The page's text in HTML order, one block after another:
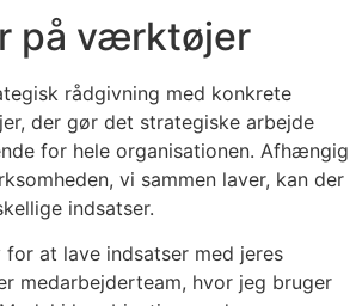
på værktøjer
rådgivning med konkrete
der gør det strategiske arbejde
for hele organisationen. Afhængig
vi sammen laver, kan der
indsatser.
for at lave indsatser med jeres
medarbejderteam, hvor jeg bruger